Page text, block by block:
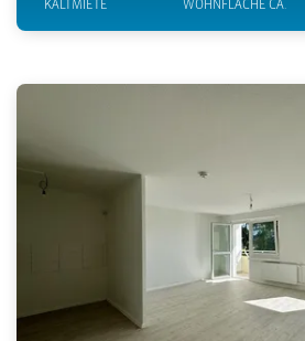
KALTMIETE WOHNFLÄCHE CA.